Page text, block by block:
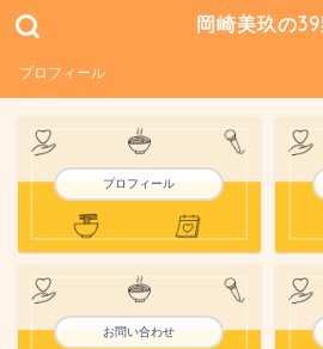
岡崎美玖の
プロフィール
プロフィール
お問い合わせ